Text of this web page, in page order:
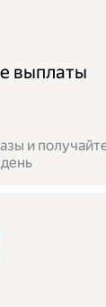
выплаты
и